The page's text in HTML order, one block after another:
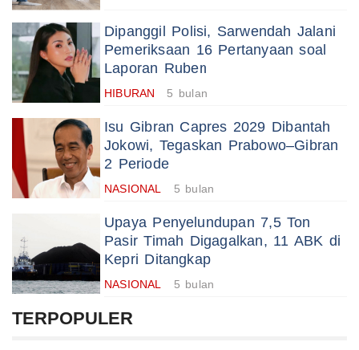
Dipanggil Polisi, Sarwendah Jalani
Pemeriksaan 16 Pertanyaan soal
Laporan Ruben
HIBURAN 5 bulan
Isu Gibran Capres 2029 Dibantah
Jokowi, Tegaskan Prabowo–Gibran
2 Periode
NASIONAL 5 bulan
Upaya Penyelundupan 7,5 Ton
Pasir Timah Digagalkan, 11 ABK di
Kepri Ditangkap
NASIONAL 5 bulan
TERPOPULER